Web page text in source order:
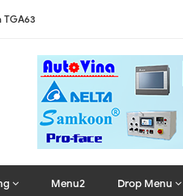
Menu2 Drop Menu